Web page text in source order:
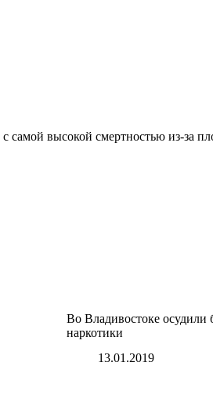
с самой высокой смертностью из-за
Во Владивостоке осудили
наркотики
13.01.2019